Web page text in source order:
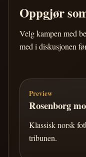
Oppgjør
Velg kampen med
med i diskusjonen
Preview
Rosenborg
Klassisk norsk
tribunen.